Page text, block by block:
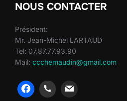
NOUS CONTACTER
Président:
Mr. Jean-Michel LARTAUD
Tel: 07.87.77.93.90
Mail: ccchemaudin@gmail.com